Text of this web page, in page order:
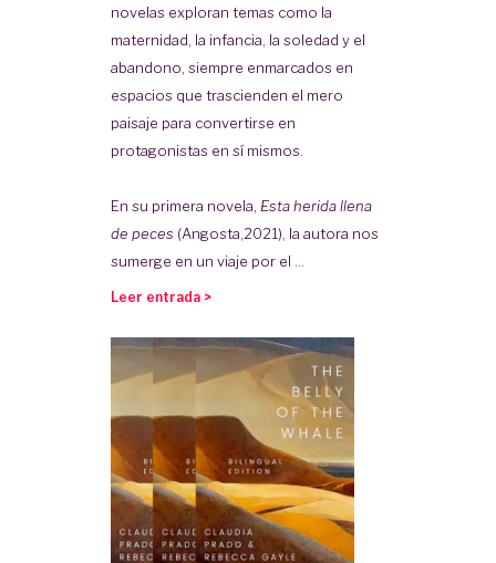
novelas exploran temas como la
maternidad, la infancia, la soledad y el
abandono, siempre enmarcados en
espacios que trascienden el mero
paisaje para convertirse en
protagonistas en sí mismos.
En su primera novela, Esta herida llena
de peces (Angosta,2021), la autora nos
sumerge en un viaje por el ...
Leer entrada >